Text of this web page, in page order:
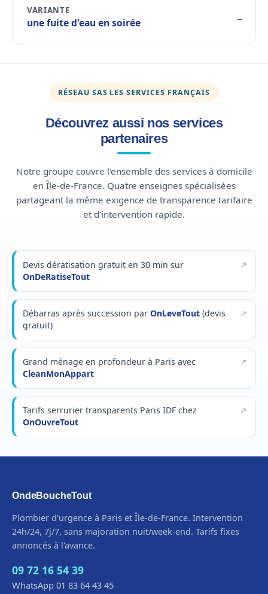
VARIANTE
une fuite d'eau en soirée →
RÉSEAU SAS LES SERVICES FRANÇAIS
Découvrez aussi nos services
partenaires
Notre groupe couvre l'ensemble des services à domicile
en Île-de-France. Quatre enseignes spécialisées
partageant la même exigence de transparence tarifaire
et d'intervention rapide.
Devis dératisation gratuit en 30 min sur
OnDeRatiseTout
Débarras après succession par OnLeveTout(devis
gratuit)
Grand ménage en profondeur à Paris avec
CleanMonAppart
Tarifs serrurier transparents Paris IDF chez
OnOuvreTout
OndeBoucheTout
Plombier d'urgence à Paris et Île-de-France. Intervention
24h/24, 7j/7, sans majoration nuit/week-end. Tarifs fixes
annoncés à l'avance.
09 72 16 54 39
WhatsApp 01 83 64 43 45